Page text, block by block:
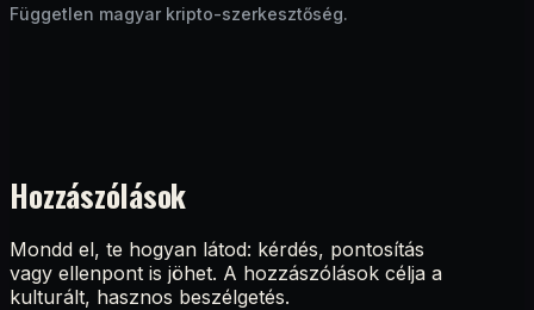
Független magyar kripto-szerkesztőség.
Hozzászólások
Mondd el, te hogyan látod: kérdés, pontosítás
vagy ellenpont is jöhet. A hozzászólások célja a
kulturált, hasznos beszélgetés.